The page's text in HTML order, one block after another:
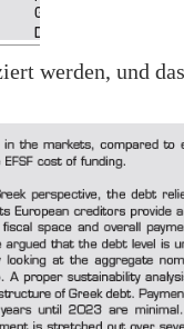
werden, und